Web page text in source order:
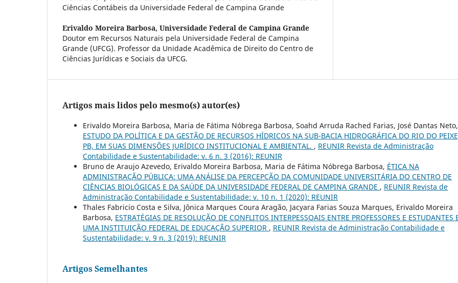
Ciências Contábeis da Universidade Federal de Campina Grande
Erivaldo Moreira Barbosa, Universidade Federal de Campina Grande
Doutor em Recursos Naturais pela Universidade Federal de Campina
Grande (UFCG). Professor da Unidade Acadêmica de Direito do Centro de
Ciências Jurídicas e Sociais da UFCG.
Artigos mais lidos pelo mesmo(s) autor(es)
Erivaldo Moreira Barbosa, Maria de Fátima Nóbrega Barbosa, Soahd Arruda Rached Farias, José Dantas Neto,
ESTUDO DA POLÍTICA E DA GESTÃO DE RECURSOS HÍDRICOS NA SUB-BACIA HIDROGRÁFICA DO RIO DO
PB, EM SUAS DIMENSÕES JURÍDICO INSTITUCIONAL E AMBIENTAL. , REUNIR Revista de Administração
Contabilidade e Sustentabilidade: v. 6 n. 3 (2016): REUNIR
Bruno de Araujo Azevedo, Erivaldo Moreira Barbosa, Maria de Fátima Nóbrega Barbosa, ÉTICA NA
ADMINISTRAÇÃO PÚBLICA: UMA ANÁLISE DA PERCEPÇÃO DA COMUNIDADE UNIVERSITÁRIA DO CENTRO DE
CIÊNCIAS BIOLÓGICAS E DA SAÚDE DA UNIVERSIDADE FEDERAL DE CAMPINA GRANDE , REUNIR Revista de
Administração Contabilidade e Sustentabilidade: v. 10 n. 1 (2020): REUNIR
Thales Fabricio Costa e Silva, Jônica Marques Coura Aragão, Jacyara Farias Souza Marques, Erivaldo Moreira
Barbosa, ESTRATÉGIAS DE RESOLUÇÃO DE CONFLITOS INTERPESSOAIS ENTRE PROFESSORES E ESTUDANTES
UMA INSTITUIÇÃO FEDERAL DE EDUCAÇÃO SUPERIOR , REUNIR Revista de Administração Contabilidade e
Sustentabilidade: v. 9 n. 3 (2019): REUNIR
Artigos Semelhantes